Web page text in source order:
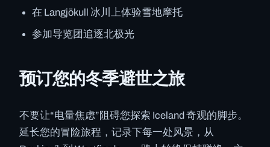
在 Langjökull 冰川上体验雪地摩托
参加导览团追逐北极光
预订您的冬季避世之旅
不要让“电量焦虑”阻碍您探索 Iceland 奇观的脚步。
延长您的冒险旅程，记录下每一处风景，从